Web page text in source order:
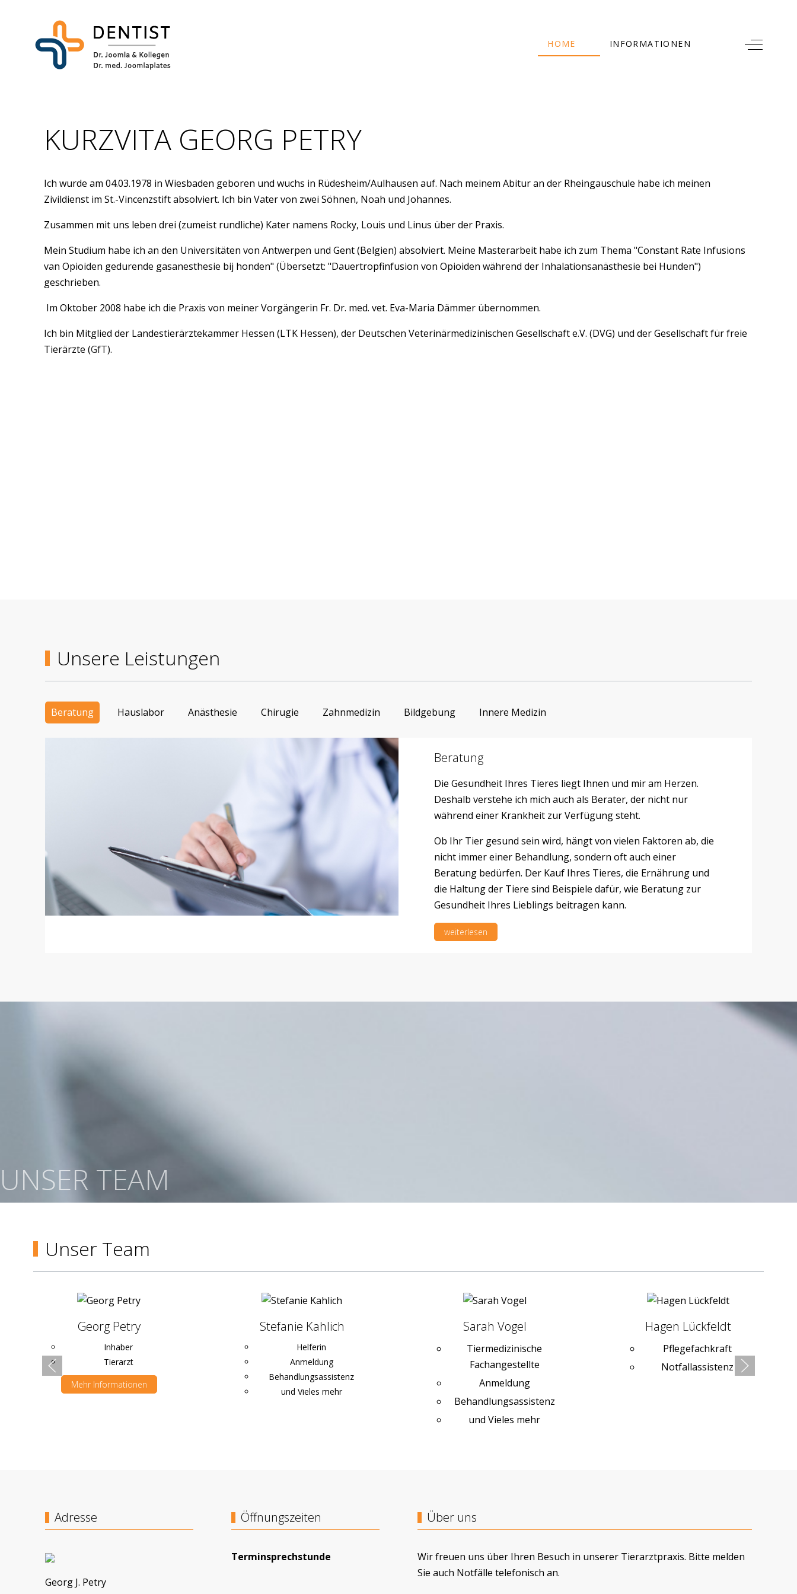
HOME INFORMATIONEN Off-
TIERARZT
KURZVITA GEORG PETRY
Ich wurde am 04.03.1978 in Wiesbaden geboren und wuchs in Rüdesheim/Aulhausen auf. Nach meinem Abitur an der Rheingauschule habe ich meinen
Zivildienst im St.-Vincenzstift absolviert. Ich bin Vater von zwei Söhnen, Noah und Johannes.
Zusammen mit uns leben drei (zumeist rundliche) Kater namens Rocky, Louis und Linus über der Praxis.
Mein Studium habe ich an den Universitäten von Antwerpen und Gent (Belgien) absolviert. Meine Masterarbeit habe ich zum Thema "Constant Rate Infusions
van Opioiden gedurende gasanesthesie bij honden" (Übersetzt: "Dauertropfinfusion von Opioiden während der Inhalationsanästhesie bei Hunden")
geschrieben.
Im Oktober 2008 habe ich die Praxis von meiner Vorgängerin Fr. Dr. med. vet. Eva-Maria Dämmer übernommen.
Ich bin Mitglied der Landestierärztekammer Hessen (LTK Hessen), der Deutschen Veterinärmedizinischen Gesellschaft e.V. (DVG) und der Gesellschaft für freie
Tierärzte (GfT).
Unsere Leistungen
Beratung Hauslabor Anästhesie Chirugie Zahnmedizin Bildgebung Innere Medizin
Beratung
Die Gesundheit Ihres Tieres liegt Ihnen und mir am Herzen.
Deshalb verstehe ich mich auch als Berater, der nicht nur
während einer Krankheit zur Verfügung steht.
Ob Ihr Tier gesund sein wird, hängt von vielen Faktoren ab, die
nicht immer einer Behandlung, sondern oft auch einer
Beratung bedürfen. Der Kauf Ihres Tieres, die Ernährung und
die Haltung der Tiere sind Beispiele dafür, wie Beratung zur
Gesundheit Ihres Lieblings beitragen kann.
weiterlesen
UNSER TEAM
Unser Team
Georg Petry
Inhaber
Tierarzt
Mehr Informationen
Stefanie Kahlich
Helferin
Anmeldung
Behandlungsassistenz
und Vieles mehr
Sarah Vogel
Tiermedizinische
Fachangestellte
Anmeldung
Behandlungsassistenz
und Vieles mehr
Hagen Lückfeldt
Pflegefachkraft
Notfallassistenz
Adresse
Georg J. Petry
Öffnungszeiten
Terminsprechstunde
Über uns
Wir freuen uns über Ihren Besuch in unserer Tierarztpraxis. Bitte melden
Sie auch Notfälle telefonisch an.